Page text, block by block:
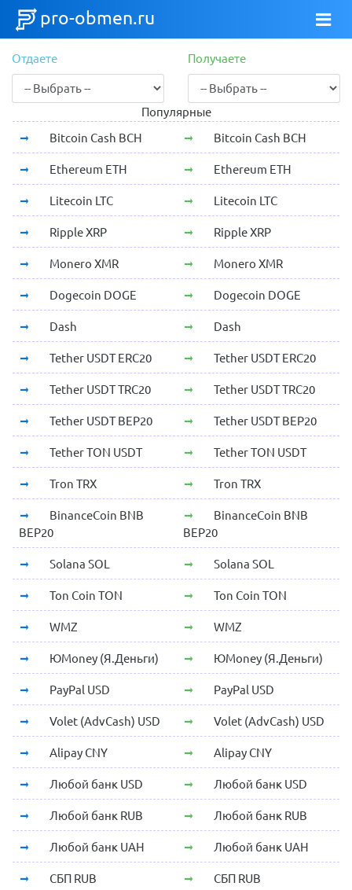
pro-obmen.ru
Отдаете Получаете
Популярные
Bitcoin Cash BCH
Bitcoin Cash BCH
Ethereum ETH Ethereum ETH
Litecoin LTC Litecoin LTC
Ripple XRP Ripple XRP
Monero XMR Monero XMR
Dogecoin DOGE Dogecoin DOGE
Dash Dash
Tether USDT ERC20 Tether USDT ERC20
Tether USDT TRC20 Tether USDT TRC20
Tether USDT BEP20 Tether USDT BEP20
Tether TON USDT Tether TON USDT
Tron TRX Tron TRX
BinanceCoin BNB
BEP20
BinanceCoin BNB
BEP20
Solana SOL Solana SOL
Ton Coin TON Ton Coin TON
WMZ WMZ
ЮMoney (Я.Деньги) ЮMoney (Я.Деньги)
PayPal USD PayPal USD
Volet (AdvCash) USD Volet (AdvCash) USD
Alipay CNY Alipay CNY
Любой банк USD Любой банк USD
Любой банк RUB Любой банк RUB
Любой банк UAH Любой банк UAH
СБП RUB СБП RUB